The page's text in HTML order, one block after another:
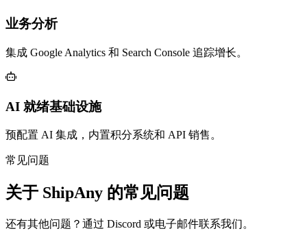
业务分析
集成 Google Analytics 和 Search Console 追踪增长。
AI 就绪基础设施
预配置 AI 集成，内置积分系统和 API 销售。
常见问题
关于 ShipAny 的常见问题
还有其他问题？通过 Discord 或电子邮件联系我们。